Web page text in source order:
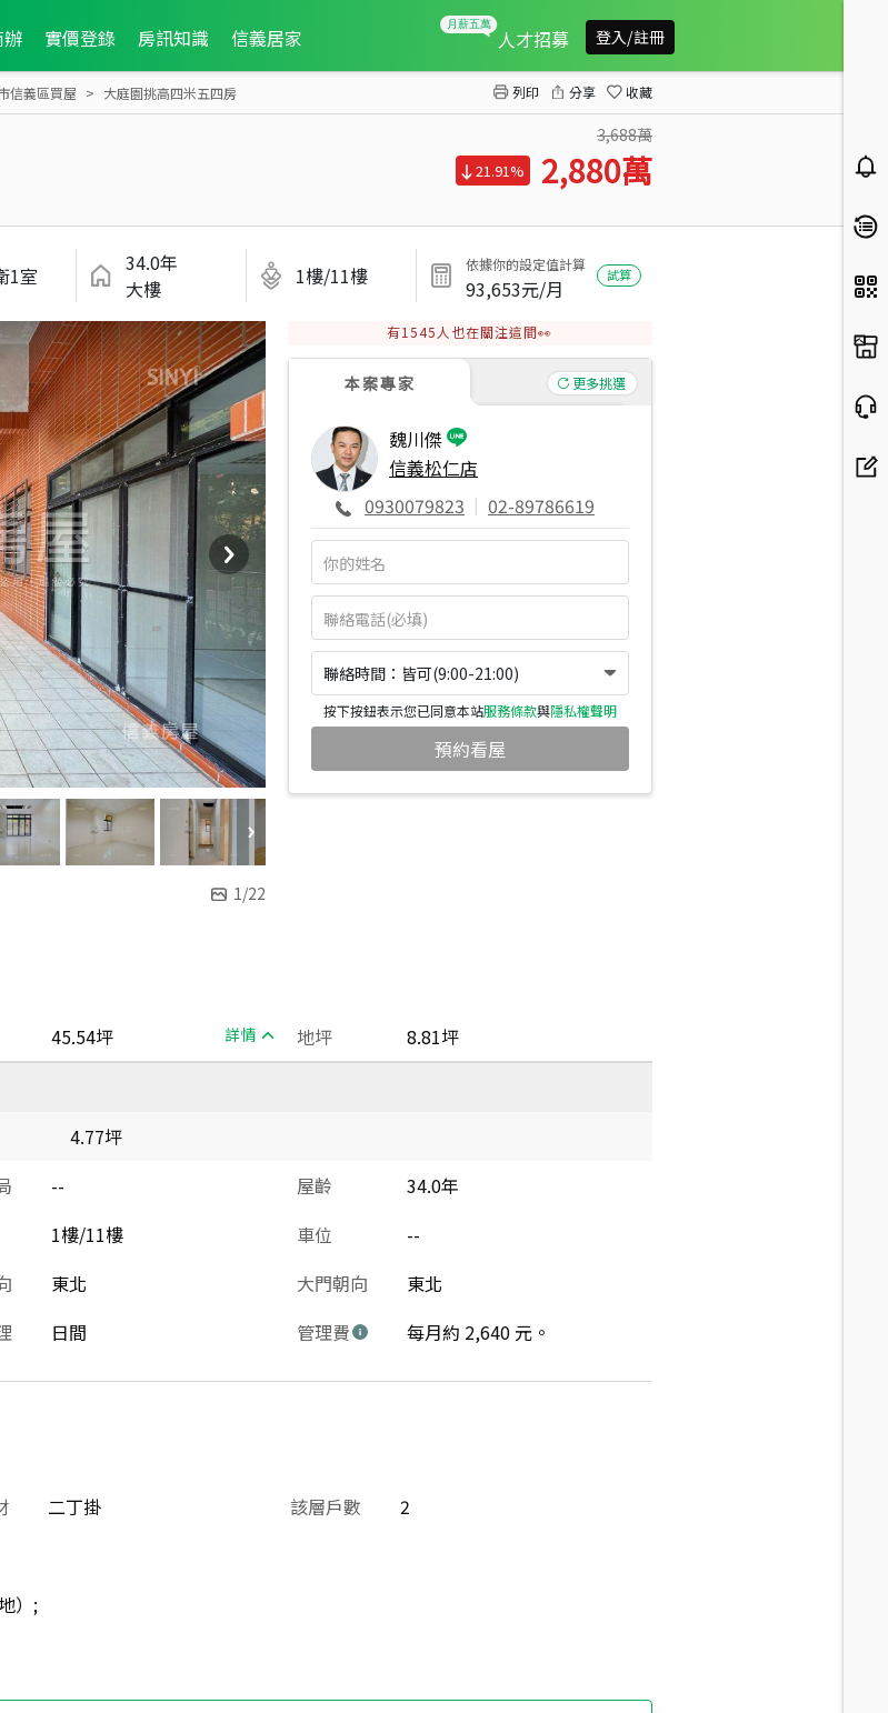
實價登錄 房訊知識 信義居家 人才招募 登入/註冊
信義區買屋 大庭園挑高四米五四房 列印 分享 收藏
3,688萬
21.91% 2,880萬
1室
34.0年
大樓
1樓/11樓 依據你的設定值計算
93,653元/月
試算
1/22
有1545 人也在關注這間👀
本案專家 更多挑選
魏川傑
信義松仁店
0930079823 | 02-89786619
聯絡時間：皆可(9:00-21:00)
按下按鈕表示您已同意本站服務條款與隱私權聲明
預約看屋
45.54坪 詳情 地坪
8.81坪
4.77坪
-- 屋齡
34.0年
1樓/11樓 車位
--
東北 大門朝向
東北
日間 管理費 每月約 2,640 元。
二丁掛 該層戶數
2
）;